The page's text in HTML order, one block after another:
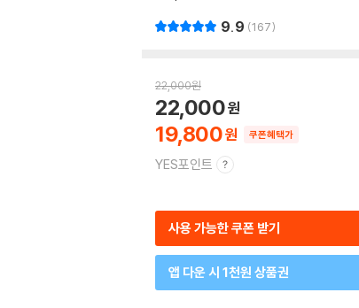
9.9 167
22,000원
19,800
22,000
쿠폰혜택가
YES포인트
사용 가능한 쿠폰 받기
앱 다운 시 1천원 상품권